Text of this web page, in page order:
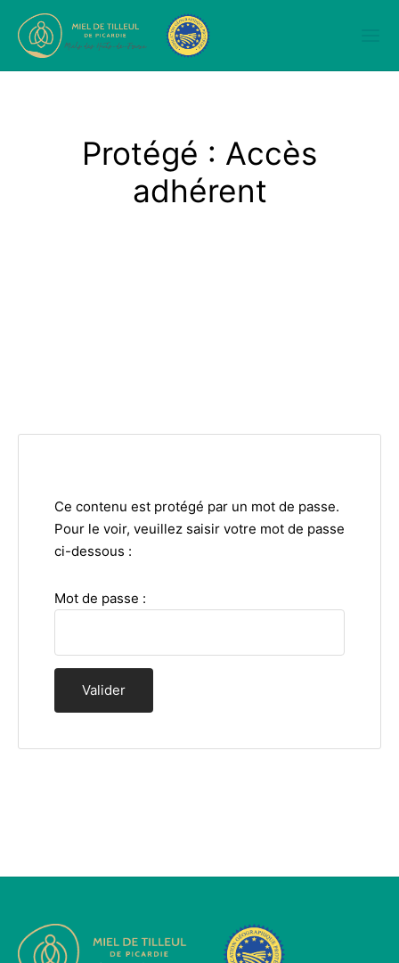
Protégé : Accès
adhérent
Ce contenu est protégé par un mot de passe.
Pour le voir, veuillez saisir votre mot de passe
ci-dessous :
Mot de passe :